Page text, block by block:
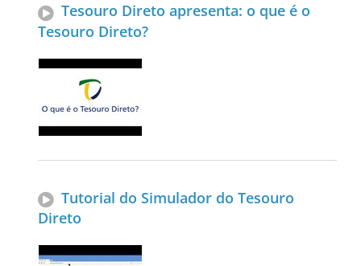
Tesouro Direto apresenta: o que é o
Tesouro Direto?
Tutorial do Simulador do Tesouro
Direto